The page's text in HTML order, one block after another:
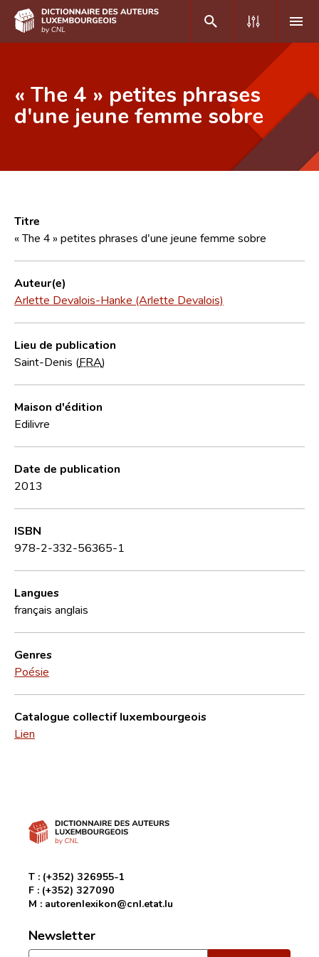
DE FR
Foire aux questions
CNL
Équipe scientifique
Contact
« The 4 » petites phrases
d'une jeune femme sobre
Titre
« The 4 » petites phrases d'une jeune femme sobre
Auteur(e)
Arlette Devalois-Hanke (Arlette Devalois)
Lieu de publication
Saint-Denis (FRA)
Maison d'édition
Edilivre
Date de publication
2013
ISBN
978-2-332-56365-1
Langues
français anglais
Genres
Poésie
Catalogue collectif luxembourgeois
Lien
T : (+352) 326955-1
F : (+352) 327090
M : autorenlexikon@cnl.etat.lu
Newsletter